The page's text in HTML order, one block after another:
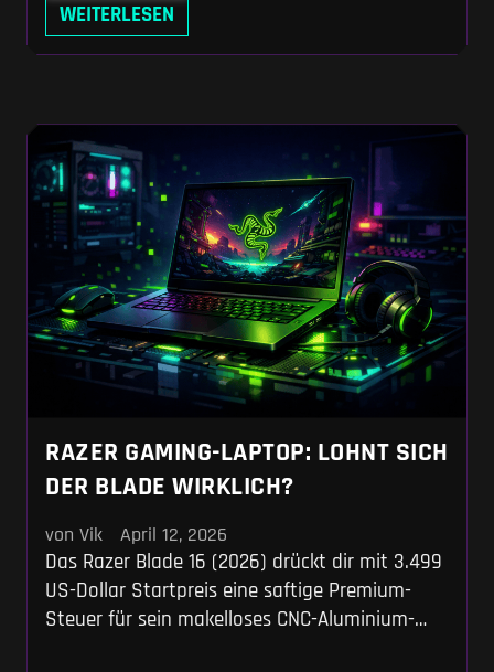
WEITERLESEN
RAZER GAMING-LAPTOP: LOHNT SICH
DER BLADE WIRKLICH?
von Vik April 12, 2026
Das Razer Blade 16 (2026) drückt dir mit 3.499
US-Dollar Startpreis eine saftige Premium-
Steuer für sein makelloses CNC-Aluminium-